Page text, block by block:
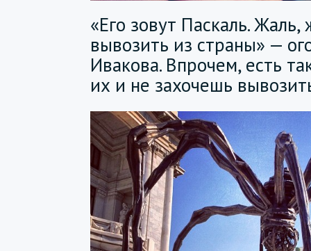
«Его зовут Паскаль.
вывозить из страны» —
Ивакова. Впрочем, есть
их и не захочешь